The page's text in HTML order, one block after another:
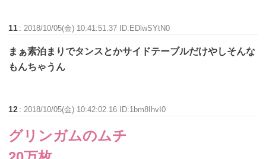
11 :2018/10/05(金) 10:41:51.37 ID:EDlwSYtN0
まぁ素泊まりでタンスとかサイドテーブルだけやしそんな
もんちゃうん
12 :2018/10/05(金) 10:42:02.16 ID:1bm8IhvI0
グリンガムのムチ